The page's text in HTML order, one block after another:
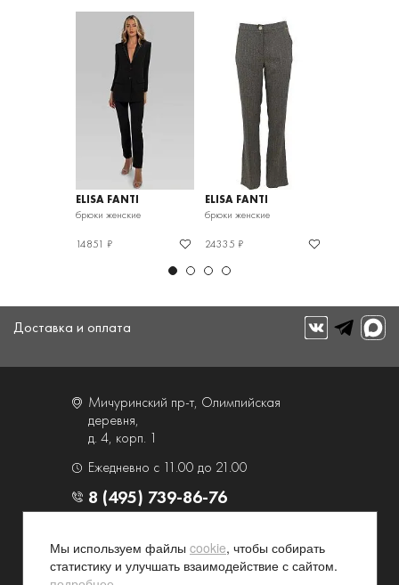
ELISA FANTI
брюки женские
14851 ₽
ELISA FANTI
брюки женские
24335 ₽
Доставка и оплата
Мичуринский пр-т, Олимпийская
деревня,
д. 4, корп. 1
Ежедневно с 11.00 до 21.00
8 (495) 739-86-76
Услуги
Контакты и схема проезда
Наши преимущества
Мы используем файлы cookie, чтобы собирать
статистику и улучшать взаимодействие с сайтом.